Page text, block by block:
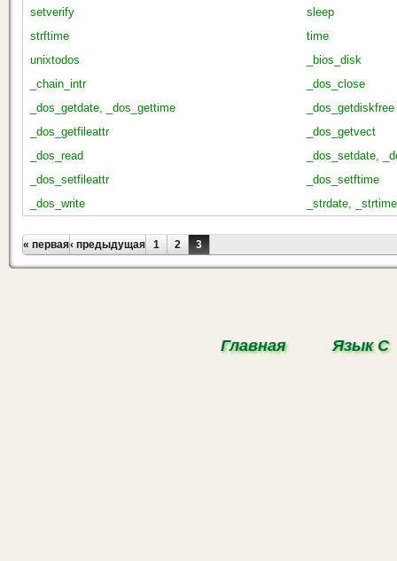
setverify
sleep
strftime
time
unixtodos
_bios_disk
_chain_intr
_dos_close
_dos_getdate, _dos_gettime
_dos_getdiskfree
_dos_getfileattr
_dos_getvect
_dos_read
_dos_setdate,
_dos_setfileattr
_dos_setftime
_dos_write
_strdate, _strtime
Страницы
« первая‹ предыдущая 1 2 3
Главная Язык С